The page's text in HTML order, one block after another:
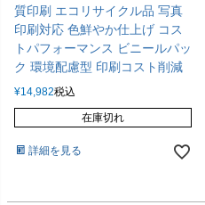
質印刷 エコリサイクル品 写真
印刷対応 色鮮やか仕上げ コス
トパフォーマンス ビニールパッ
ク 環境配慮型 印刷コスト削減
¥14,982税込
在庫切れ
詳細を見る